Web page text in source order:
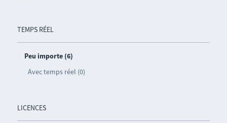
TEMPS RÉEL
Peu importe (6)
Avec temps réel (0)
LICENCES